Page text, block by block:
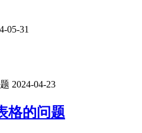
05-31
2024-04-23
格的问题